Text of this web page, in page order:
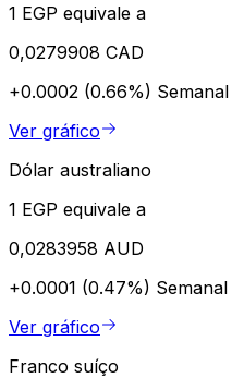
1 EGP equivale a
0,0279908 CAD
+0.0002 (0.66%) Semanal
Ver gráfico
Dólar australiano
1 EGP equivale a
0,0283958 AUD
+0.0001 (0.47%) Semanal
Ver gráfico
Franco suíço